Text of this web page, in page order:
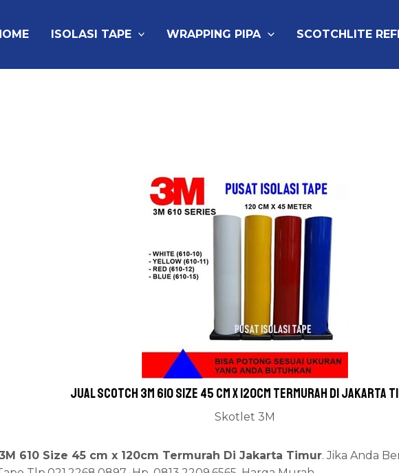
ISOLASI TAPE WRAPPING PIPA SCOTCHLITE
Jual Scotch 3M 610 Size 45 cm x 120cm Termurah Di Jakarta
Skotlet 3M
610 Size 45 cm x 120cm Termurah Di Jakarta Timur. Jika Anda